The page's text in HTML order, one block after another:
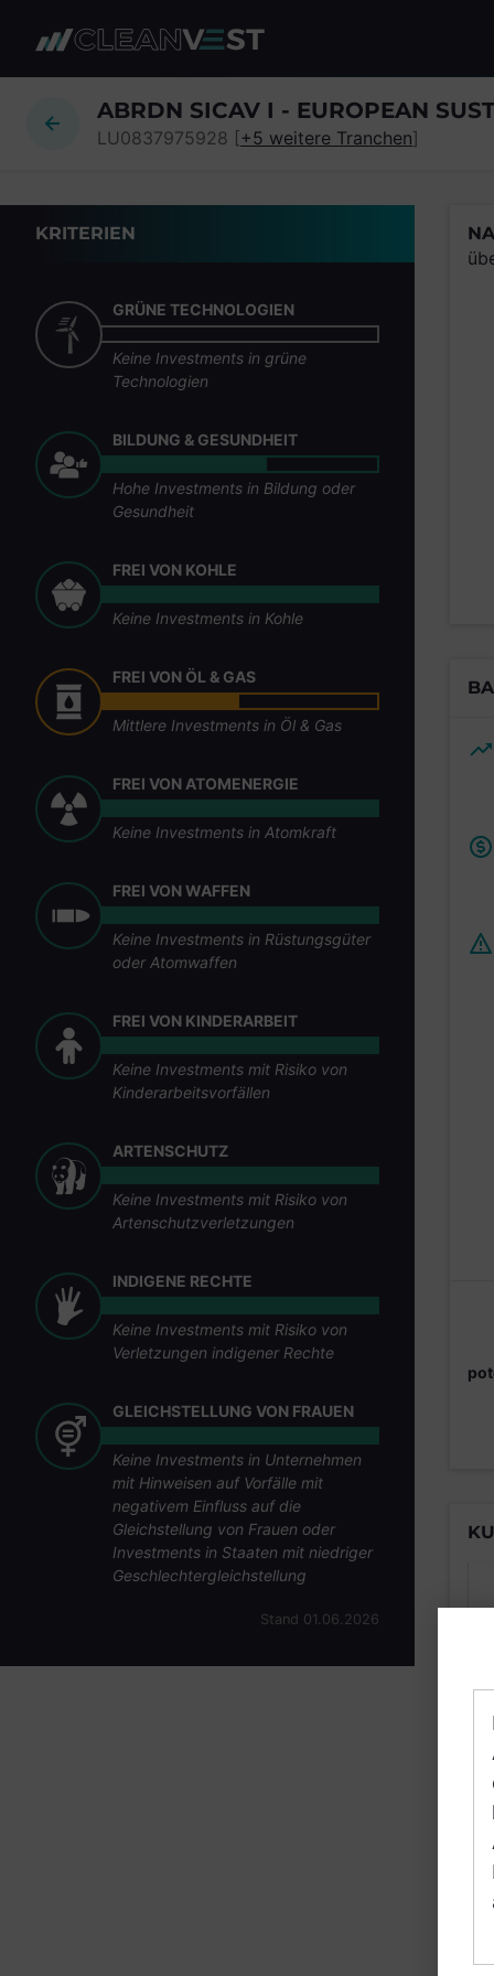
ABRDN SICAV I - EUROPEAN
LU0837975928 [+5 weitere Tranchen]
KRITERIEN
GRÜNE TECHNOLOGIEN
Keine Investments in grüne
Technologien
BILDUNG & GESUNDHEIT
Hohe Investments in Bildung oder
Gesundheit
FREI VON KOHLE
Keine Investments in Kohle
FREI VON ÖL & GAS
Mittlere Investments in Öl & Gas
FREI VON ATOMENERGIE
Keine Investments in Atomkraft
FREI VON WAFFEN
Keine Investments in Rüstungsgüter
oder Atomwaffen
FREI VON KINDERARBEIT
Keine Investments mit Risiko von
Kinderarbeitsvorfällen
ARTENSCHUTZ
Keine Investments mit Risiko von
Artenschutzverletzungen
INDIGENE RECHTE
Keine Investments mit Risiko von
Verletzungen indigener Rechte
GLEICHSTELLUNG VON FRAUEN
Keine Investments in Unternehmen
mit Hinweisen auf Vorfälle mit
negativem Einfluss auf die
Gleichstellung von Frauen oder
Investments in Staaten mit niedriger
Geschlechtergleichstellung
Stand 01.06.2026